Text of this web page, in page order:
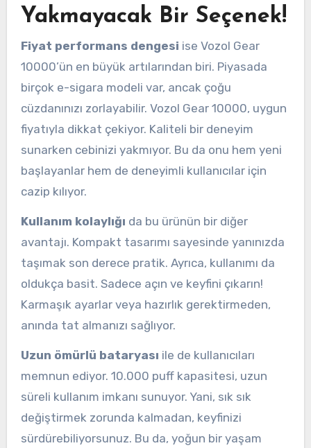
Yakmayacak Bir Seçenek!
Fiyat performans dengesi ise Vozol Gear
10000’ün en büyük artılarından biri. Piyasada
birçok e-sigara modeli var, ancak çoğu
cüzdanınızı zorlayabilir. Vozol Gear 10000, uygun
fiyatıyla dikkat çekiyor. Kaliteli bir deneyim
sunarken cebinizi yakmıyor. Bu da onu hem yeni
başlayanlar hem de deneyimli kullanıcılar için
cazip kılıyor.
Kullanım kolaylığı da bu ürünün bir diğer
avantajı. Kompakt tasarımı sayesinde yanınızda
taşımak son derece pratik. Ayrıca, kullanımı da
oldukça basit. Sadece açın ve keyfini çıkarın!
Karmaşık ayarlar veya hazırlık gerektirmeden,
anında tat almanızı sağlıyor.
Uzun ömürlü bataryası ile de kullanıcıları
memnun ediyor. 10.000 puff kapasitesi, uzun
süreli kullanım imkanı sunuyor. Yani, sık sık
değiştirmek zorunda kalmadan, keyfinizi
sürdürebiliyorsunuz. Bu da, yoğun bir yaşam